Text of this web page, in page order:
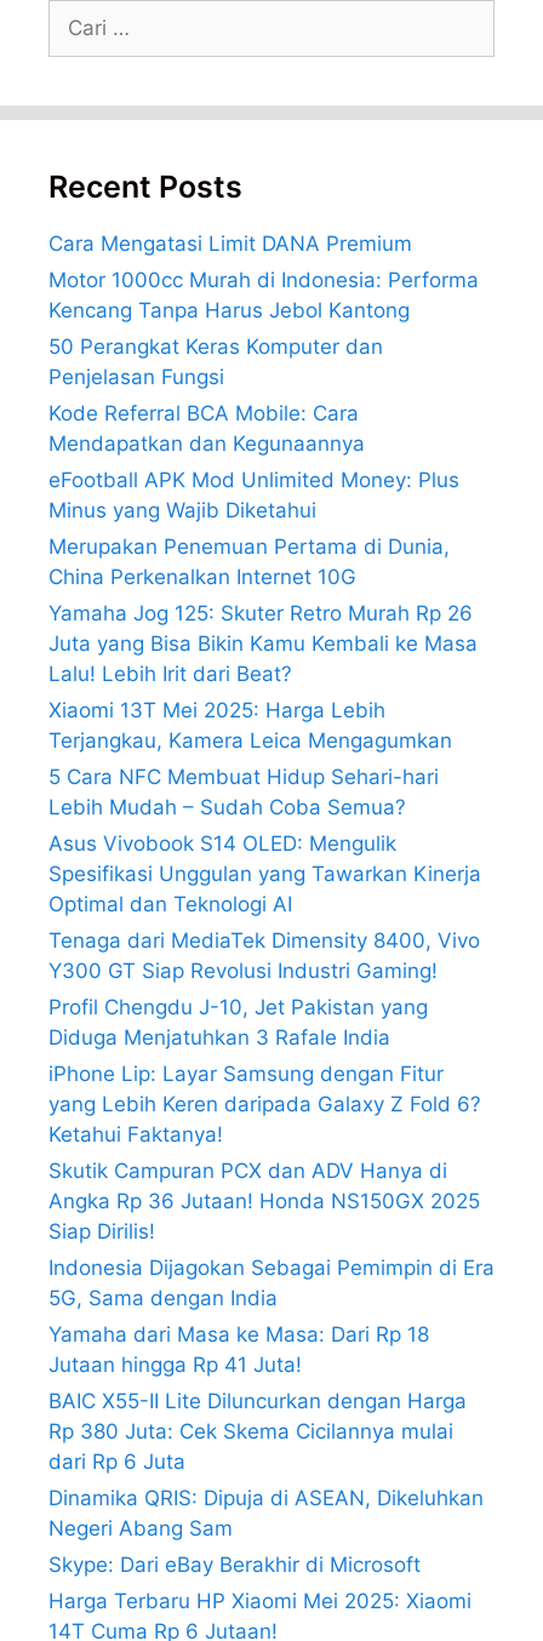
Cari
Recent Posts
Cara Mengatasi Limit DANA Premium
Motor 1000cc Murah di Indonesia: Performa
Kencang Tanpa Harus Jebol Kantong
50 Perangkat Keras Komputer dan
Penjelasan Fungsi
Kode Referral BCA Mobile: Cara
Mendapatkan dan Kegunaannya
eFootball APK Mod Unlimited Money: Plus
Minus yang Wajib Diketahui
Merupakan Penemuan Pertama di Dunia,
China Perkenalkan Internet 10G
Yamaha Jog 125: Skuter Retro Murah Rp 26
Juta yang Bisa Bikin Kamu Kembali ke Masa
Lalu! Lebih Irit dari Beat?
Xiaomi 13T Mei 2025: Harga Lebih
Terjangkau, Kamera Leica Mengagumkan
5 Cara NFC Membuat Hidup Sehari-hari
Lebih Mudah – Sudah Coba Semua?
Asus Vivobook S14 OLED: Mengulik
Spesifikasi Unggulan yang Tawarkan Kinerja
Optimal dan Teknologi AI
Tenaga dari MediaTek Dimensity 8400, Vivo
Y300 GT Siap Revolusi Industri Gaming!
Profil Chengdu J-10, Jet Pakistan yang
Diduga Menjatuhkan 3 Rafale India
iPhone Lip: Layar Samsung dengan Fitur
yang Lebih Keren daripada Galaxy Z Fold 6?
Ketahui Faktanya!
Skutik Campuran PCX dan ADV Hanya di
Angka Rp 36 Jutaan! Honda NS150GX 2025
Siap Dirilis!
Indonesia Dijagokan Sebagai Pemimpin di Era
5G, Sama dengan India
Yamaha dari Masa ke Masa: Dari Rp 18
Jutaan hingga Rp 41 Juta!
BAIC X55-II Lite Diluncurkan dengan Harga
Rp 380 Juta: Cek Skema Cicilannya mulai
dari Rp 6 Juta
Dinamika QRIS: Dipuja di ASEAN, Dikeluhkan
Negeri Abang Sam
Skype: Dari eBay Berakhir di Microsoft
Harga Terbaru HP Xiaomi Mei 2025: Xiaomi
14T Cuma Rp 6 Jutaan!